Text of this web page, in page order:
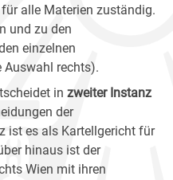
alle Materien zuständig.
und zu den
einzelnen
Auswahl rechts).
in zweiter Instanz
der
ist es als Kartellgericht für
hinaus ist der
Wien mit ihren